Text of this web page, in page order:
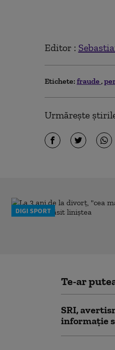
Editor :
Etichete: fraude
Urmărește
DIGI SPORT
Te-ar
SRI,
informație